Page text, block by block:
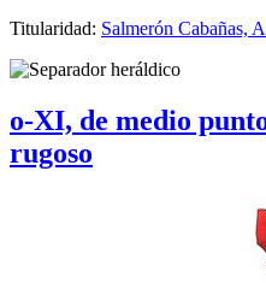
Titularidad: Salmerón Cabañas,
o-XI, de medio
rugoso